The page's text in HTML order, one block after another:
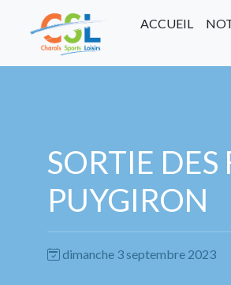
ACCUEIL
SORTIE DES
PUYGIRON
dimanche 3 septembre 2023